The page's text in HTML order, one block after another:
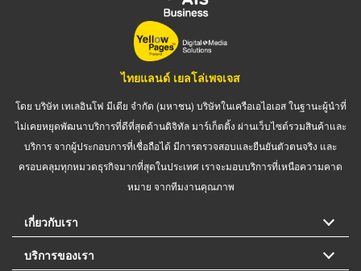
ไทยแลนด์ เยลโล่เพจเจส
โดย บริษัท เทเลอินโฟ มีเดีย จำกัด (มหาชน) บริษัทในเครือเอไอเอส ในฐานะผู้นำที่
ไม่เคยหยุดพัฒนาบริการที่ดีที่สุดด้านดิจิทัล มาร์เก็ตติ้ง ผ่านเว็บไซต์รวมสินค้าและ
บริการ จากผู้ประกอบการที่เชื่อถือได้ มีการตรวจสอบและยืนยันตัวตนจริง และ
ครอบคลุมทุกหมวดธุรกิจมากที่สุดในประเทศ เราจะมอบบริการที่เหนือความคาด
หมาย จากทีมงานคุณภาพ
เกี่ยวกับเรา
บริการของเรา